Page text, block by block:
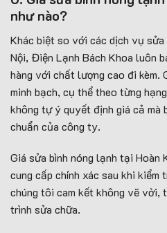
như nào?
Khác biệt so với các dịch vụ
Nội, Điện Lạnh Bách Khoa luôn
hàng với chất lượng cao đi kèm.
minh bạch, cụ thể theo từng
không tự ý quyết định giá cả mà
chuẩn của công ty.
Giá sửa bình nóng lạnh tại Hoàn
cung cấp chính xác sau khi kiểm
chúng tôi cam kết không vẽ vời,
trình sửa chữa.